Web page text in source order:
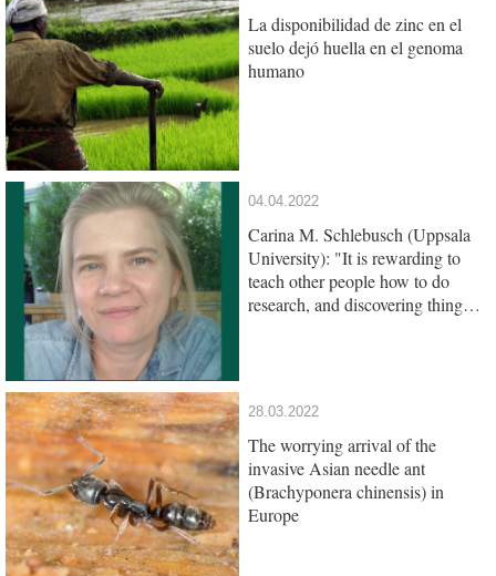
La disponibilidad de zinc en el
suelo dejó huella en el genoma
humano
04.04.2022
Carina M. Schlebusch (Uppsala
University): "It is rewarding to
teach other people how to do
research, and discovering things
28.03.2022
The worrying arrival of the
invasive Asian needle ant
(Brachyponera chinensis) in
Europe